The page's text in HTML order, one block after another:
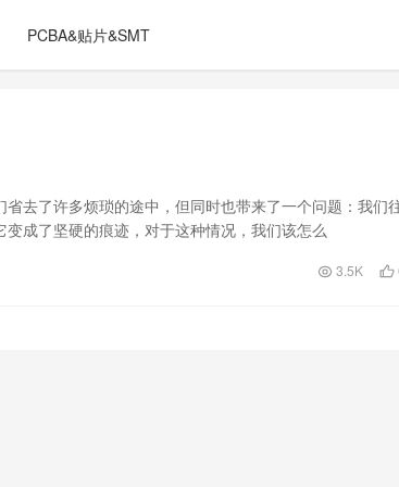
PCBA&贴片&SMT
去了许多烦琐的途中，但同时也带来了一个问题：我们
成了坚硬的痕迹，对于这种情况，我们该怎么
3.5K